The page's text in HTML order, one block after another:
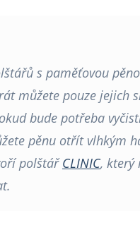
s paměťovou
můžete pouze jejich
bude potřeba
pěnu otřít vlhkým
polštářCLINIC, který